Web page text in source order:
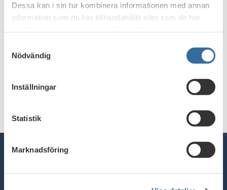
Dessa kan i sin tur kombinera informationen med annan
information som du har tillhandahållit eller som de har
Nödvändig
Inställningar
Statistik
Marknadsföring